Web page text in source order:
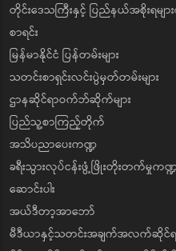
တိုင်းဒေသကြီးနှင့် ပြည်နယ်အစိုးရမျာ
စာရင်း
မြန်မာနိုင်ငံ ပြန်တမ်းများ
သတင်းစာရှင်းလင်းပွဲမှတ်တမ်းများ
ဌာနဆိုင်ရာဝက်ဘ်ဆိုက်များ
ပြည်သူ့စာကြည့်တိုက်
အသိပညာပေးကဏ္ဍ
ခရီးသွားလုပ်ငန်းဖွံ့ဖြိုးတိုးတက်မှုကဏ္
ဆောင်းပါး
အယ်ဒီတာ့အာဘော်
မီဒီယာနှင့်သတင်းအချက်အလက်ဆိုင်